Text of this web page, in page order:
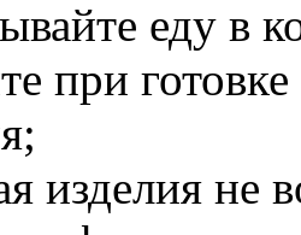
еду в
при
изделия не